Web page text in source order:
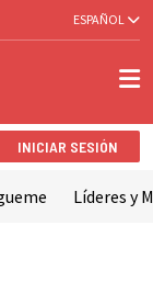
ESPAÑOL
INICIAR SESIÓN
Líderes y